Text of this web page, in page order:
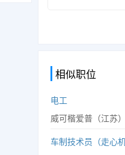
相似职位
电工